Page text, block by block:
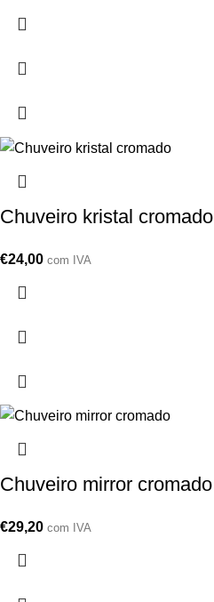
Chuveiro kristal cromado
€24,00 com IVA
Chuveiro mirror cromado
€29,20 com IVA